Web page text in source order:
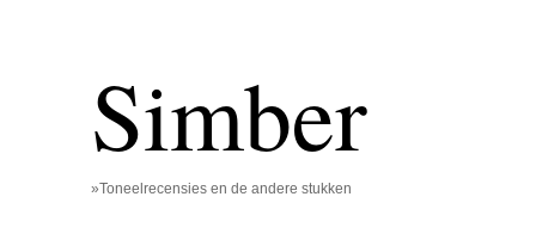
Simber
»Toneelrecensies en de andere stukken